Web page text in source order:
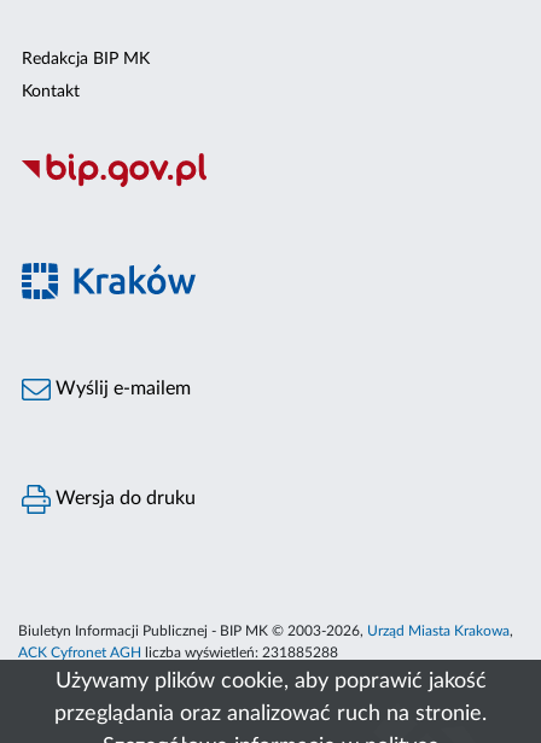
Używamy plików cookie, aby poprawić jakość
przeglądania oraz analizować ruch na stronie.
Redakcja BIP MK
Kontakt
Wyślij e-mailem
Wersja do druku
Biuletyn Informacji Publicznej - BIP MK © 2003-2026, Urząd Miasta Krakowa,
ACK Cyfronet AGH
liczba wyświetleń: 231885288